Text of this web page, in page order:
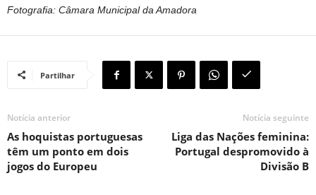
Fotografia: Câmara Municipal da Amadora
Partilhar
Notícia anterior
As hoquistas portuguesas
têm um ponto em dois
jogos do Europeu
Notícia seguinte
Liga das Nações feminina:
Portugal despromovido à
Divisão B